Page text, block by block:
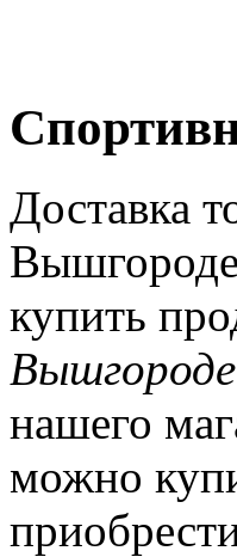
Доставка
купить
Вышгороде
нашего
можно